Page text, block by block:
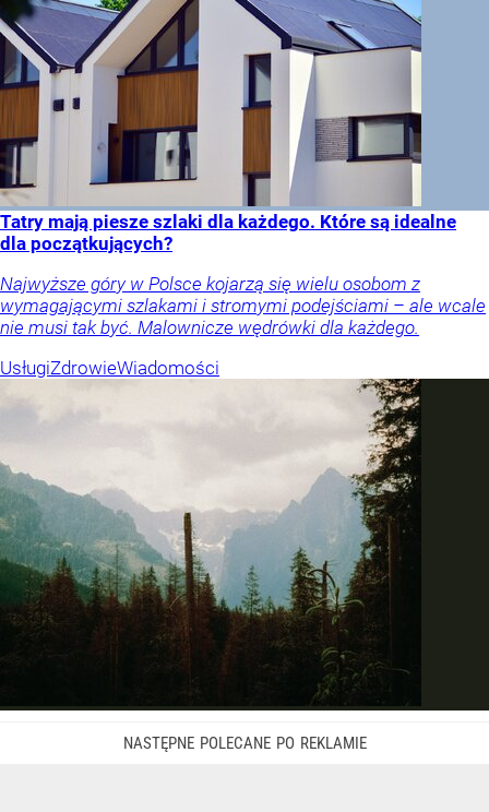
Tatry mają piesze szlaki dla każdego. Które są idealne
dla początkujących?
Najwyższe góry w Polsce kojarzą się wielu osobom z
wymagającymi szlakami i stromymi podejściami – ale wcale
nie musi tak być. Malownicze wędrówki dla każdego.
UsługiZdrowieWiadomości